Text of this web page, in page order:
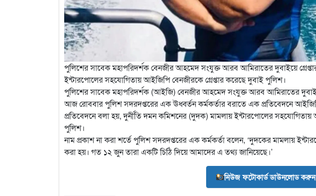
পুলিশের সাবেক মহাপরিদর্শক বেনজীর আহমেদ সংযুক্ত আরব আমিরাতের দুবাইয়ে
ইন্টারপোলের সহযোগিতায় আইজিপি বেনজীরকে গ্রেপ্তার করেছে দুবাই পুলিশ।
পুলিশের সাবেক মহাপরিদর্শক (আইজি) বেনজীর আহমেদ সংযুক্ত আরব আমিরাতের
আজ রোববার পুলিশ সদরদপ্তরের এক ঊধ্বর্তন কর্মকর্তার বরাতে এক প্রতিবেদনে আইজিপি
প্রতিবেদনে বলা হয়, দুর্নীতি দমন কমিশনের (দুদক) মামলায় ইন্টারপোলের
পুলিশ।
নাম প্রকাশ না করা শর্তে পুলিশ সদরদপ্তরের এক কর্মকর্তা বলেন, ‘দুদকের মামলায়
করা হয়। গত ১২ জুন তারা একটি চিঠি দিয়ে আমাদের এ তথ্য জানিয়েছে।’
নিউজ ফটোকার্ড ডাউনলোড করুন